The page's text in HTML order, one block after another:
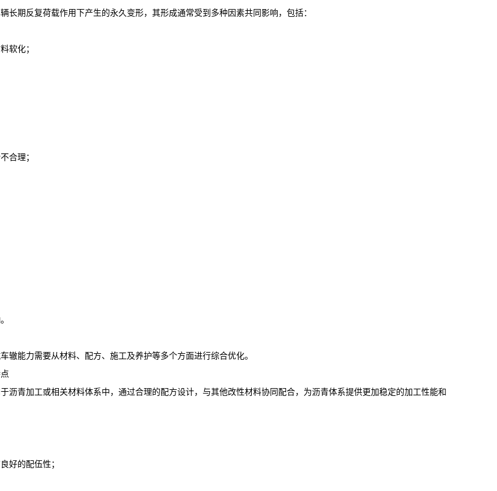
长期反复荷载作用下产生的永久变形，其形成通常受到多种因素共同影响，包括：
软化；
合理；
辙能力需要从材料、配方、施工及养护等多个方面进行综合优化。
沥青加工或相关材料体系中，通过合理的配方设计，与其他改性材料协同配合，为沥青体系提供更加稳定的加工性能和
好的配伍性；